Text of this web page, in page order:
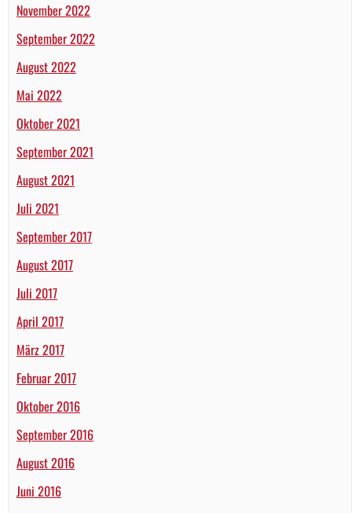
November 2022
September 2022
August 2022
Mai 2022
Oktober 2021
September 2021
August 2021
Juli 2021
September 2017
August 2017
Juli 2017
April 2017
März 2017
Februar 2017
Oktober 2016
September 2016
August 2016
Juni 2016